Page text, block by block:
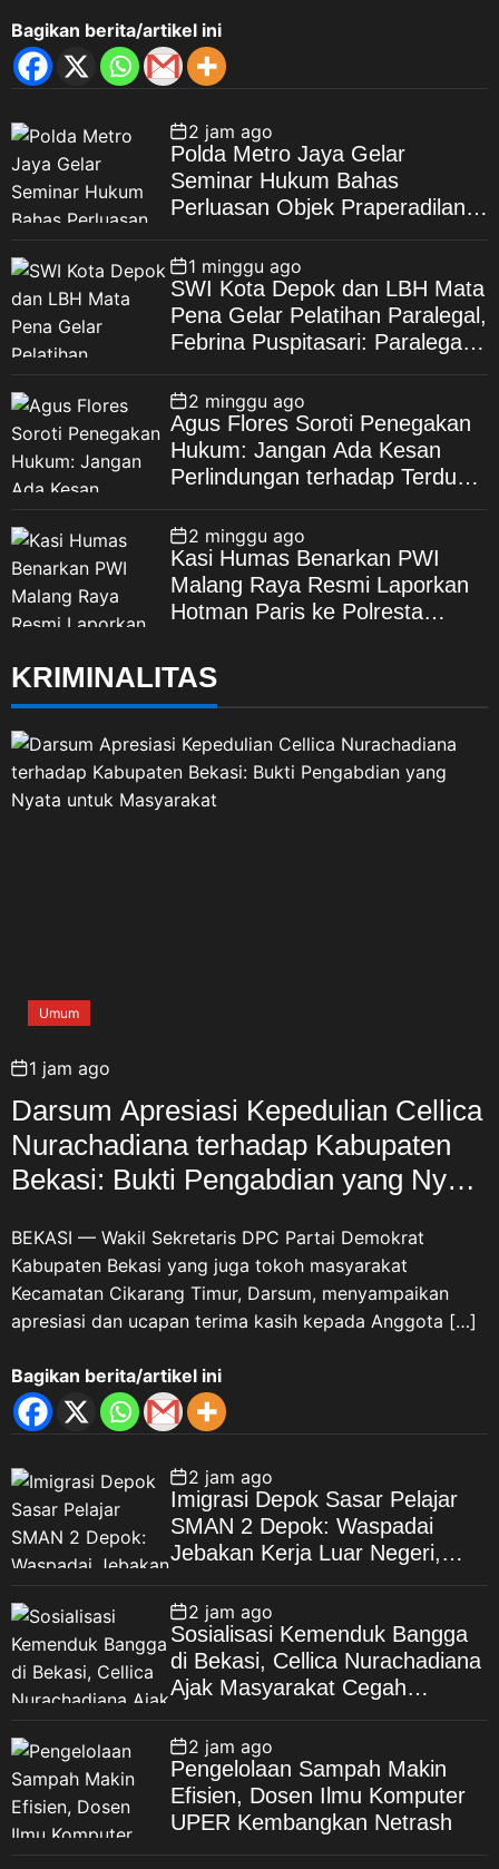
Bagikan berita/artikel ini
2 jam ago
Polda Metro Jaya Gelar
Seminar Hukum Bahas
Perluasan Objek Praperadilan
1 minggu ago
SWI Kota Depok dan LBH Mata
Pena Gelar Pelatihan Paralegal,
Febrina Puspitasari: Paralegal
Keadilan Warga Depok
2 minggu ago
Agus Flores Soroti Penegakan
Hukum: Jangan Ada Kesan
Perlindungan terhadap Terduga
Dipertaruhkan
2 minggu ago
Kasi Humas Benarkan PWI
Malang Raya Resmi Laporkan
Hotman Paris ke Polresta
KRIMINALITAS
Umum
1 jam ago
Darsum Apresiasi Kepedulian Cellica
Nurachadiana terhadap Kabupaten
Bekasi: Bukti Pengabdian yang Nyata
BEKASI — Wakil Sekretaris DPC Partai Demokrat
Kabupaten Bekasi yang juga tokoh masyarakat
Kecamatan Cikarang Timur, Darsum, menyampaikan
apresiasi dan ucapan terima kasih kepada Anggota […]
Bagikan berita/artikel ini
2 jam ago
Imigrasi Depok Sasar Pelajar
SMAN 2 Depok: Waspadai
Jebakan Kerja Luar Negeri,
Depan
2 jam ago
Sosialisasi Kemenduk Bangga
di Bekasi, Cellica Nurachadiana
Ajak Masyarakat Cegah
Keluarga Berkualitas
2 jam ago
Pengelolaan Sampah Makin
Efisien, Dosen Ilmu Komputer
UPER Kembangkan Netrash